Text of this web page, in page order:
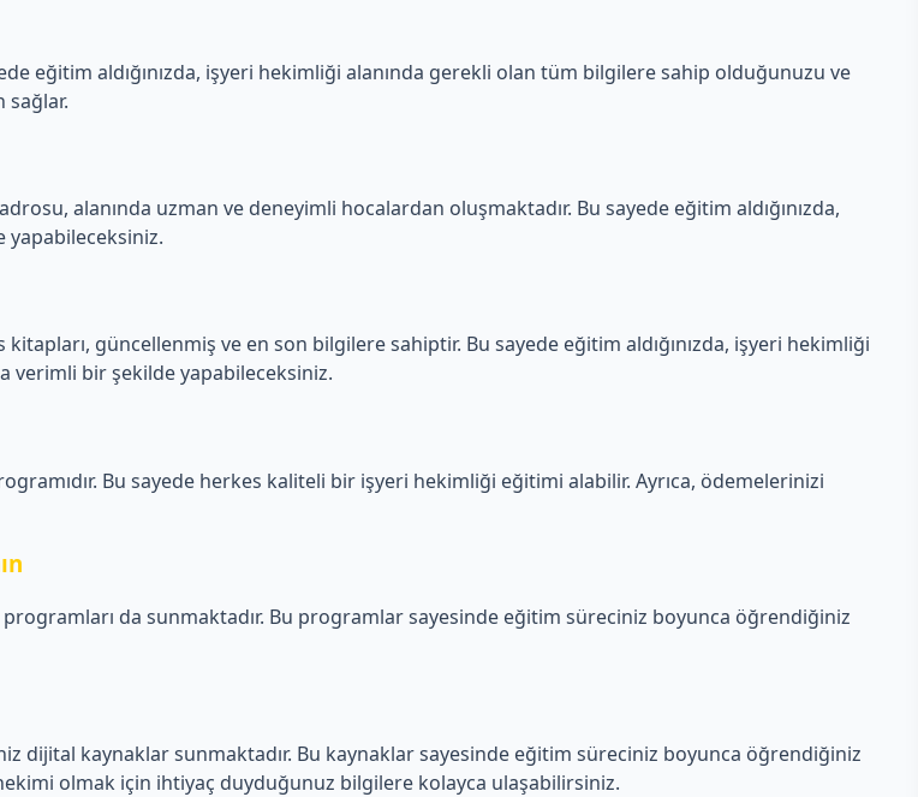
eğitim aldığınızda, işyeri hekimliği alanında gerekli olan tüm bilgilere sahip olduğunuzu ve
sağlar.
alanında uzman ve deneyimli hocalardan oluşmaktadır. Bu sayede eğitim aldığınızda,
yapabileceksiniz.
güncellenmiş ve en son bilgilere sahiptir. Bu sayede eğitim aldığınızda, işyeri hekimliği
verimli bir şekilde yapabileceksiniz.
Bu sayede herkes kaliteli bir işyeri hekimliği eğitimi alabilir. Ayrıca, ödemelerinizi
da sunmaktadır. Bu programlar sayesinde eğitim süreciniz boyunca öğrendiğiniz
dijital kaynaklar sunmaktadır. Bu kaynaklar sayesinde eğitim süreciniz boyunca öğrendiğiniz
olmak için ihtiyaç duyduğunuz bilgilere kolayca ulaşabilirsiniz.